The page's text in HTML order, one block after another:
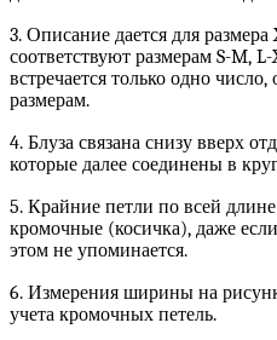
3. Описание дается для размера
соответствуют размерам S-M,
встречается только одно
размерам.
4. Блуза связана снизу вверх
которые далее соединены в
5. Крайние петли по всей
кромочные (косичка), даже
этом не упоминается.
6. Измерения ширины на
учета кромочных петель.